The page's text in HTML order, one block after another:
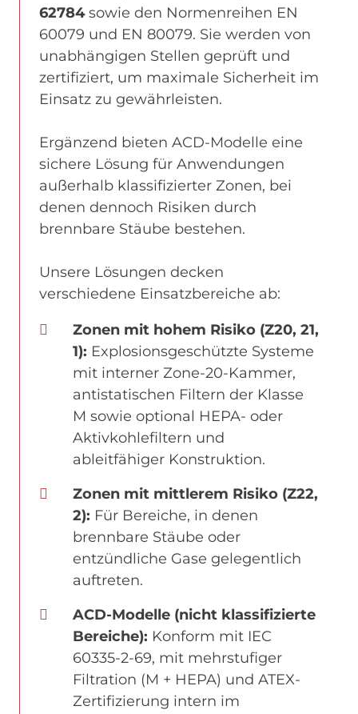
62784sowie den Normenreihen EN
60079 und EN 80079. Sie werden von
unabhängigen Stellen geprüft und
zertifiziert, um maximale Sicherheit im
Einsatz zu gewährleisten.
Ergänzend bieten ACD-Modelle eine
sichere Lösung für Anwendungen
außerhalb klassifizierter Zonen, bei
denen dennoch Risiken durch
brennbare Stäube bestehen.
Unsere Lösungen decken
verschiedene Einsatzbereiche ab:
Zonen mit hohem Risiko (Z20, 21,
1): Explosionsgeschützte Systeme
mit interner Zone-20-Kammer,
antistatischen Filtern der Klasse
M sowie optional HEPA- oder
Aktivkohlefiltern und
ableitfähiger Konstruktion.
Zonen mit mittlerem Risiko (Z22,
2): Für Bereiche, in denen
brennbare Stäube oder
entzündliche Gase gelegentlich
auftreten.
ACD-Modelle (nicht klassifizierte
Bereiche): Konform mit IEC
60335-2-69, mit mehrstufiger
Filtration (M + HEPA) und ATEX-
Zertifizierung intern im